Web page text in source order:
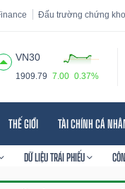
Đấu trường chứng
VN30
1909.79 7.00 0.37%
THẾ GIỚI TÀI CHÍNH CÁ
DỮ LIỆU TRÁI PHIẾU